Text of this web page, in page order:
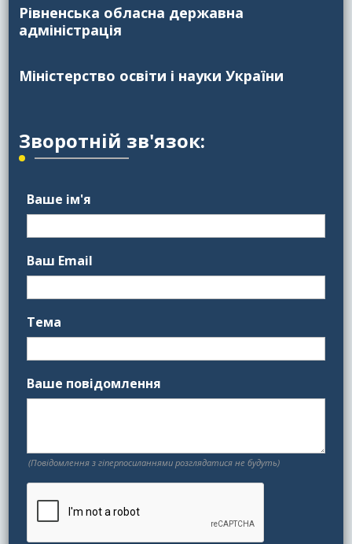
Рівненська обласна державна
адміністрація
Міністерство освіти і науки України
Зворотній зв'язок:
Ваше ім'я
Ваш Email
Тема
Ваше повідомлення
(Повідомлення з гіперпосиланнями розглядатися не будуть)